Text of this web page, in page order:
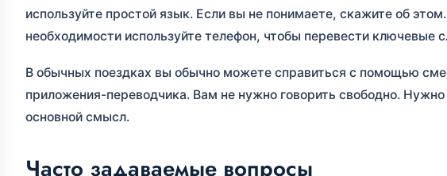
используйте простой язык. Если вы не понимаете, скажите об
необходимости используйте телефон, чтобы перевести ключевые
В обычных поездках вы обычно можете справиться с помощью
приложения-переводчика. Вам не нужно говорить свободно.
основной смысл.
Часто задаваемые вопросы